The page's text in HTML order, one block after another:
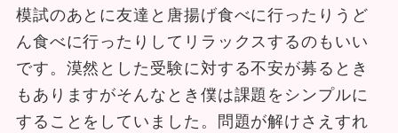
模試のあとに友達と唐揚げ食べに行ったりうど
ん食べに行ったりしてリラックスするのもいい
です。漠然とした受験に対する不安が募るとき
もありますがそんなとき僕は課題をシンプルに
することをしていました。問題が解けさえすれ